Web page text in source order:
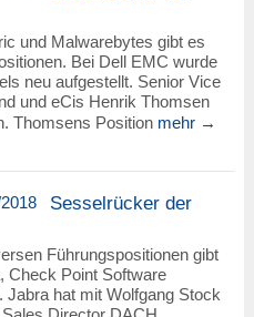
und Malwarebytes gibt es
Bei Dell EMC wurde
neu aufgestellt. Senior Vice
und eCis Henrik Thomsen
Thomsens Position mehr →
Sesselrücker der
Führungspositionen gibt
Check Point Software
Jabra hat mit Wolfgang Stock